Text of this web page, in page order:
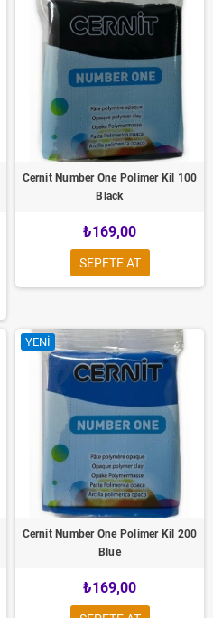
Cernit Number One Polimer Kil 100
Black
₺169,00
SEPETE AT
YENI
Cernit Number One Polimer Kil 200
Blue
₺169,00